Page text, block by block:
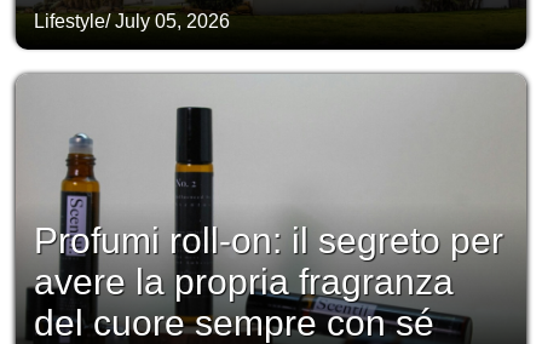
Lifestyle/July 05, 2026
Profumi roll-on: il segreto per
avere la propria fragranza
del cuore sempre con sé